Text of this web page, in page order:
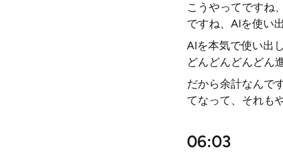
こうやってですね
ですね、AIを使い
AIを本気で使い出
どんどんどんどん
だから余計なんで
てなって、それも
06:03